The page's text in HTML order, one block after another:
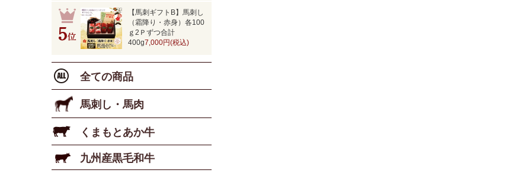
【馬刺ギフトB】馬刺し
（霜降り・赤身）各100
ｇ2Ｐずつ合計
400g7,000円(税込)
全ての商品
馬刺し・馬肉
くまもとあか牛
九州産黒毛和牛